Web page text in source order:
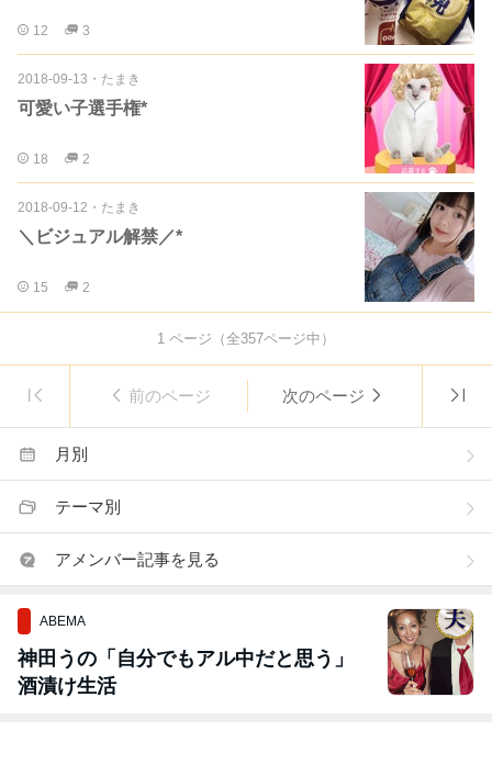
12 3
2018-09-13 ・ たまき
可愛い子選手権*
18 2
2018-09-12 ・ たまき
＼ビジュアル解禁／*
15 2
1 ページ（全357ページ中）
前のページ 次のページ
月別
テーマ別
アメンバー記事を見る
ABEMA
神田うの「自分でもアル中だと思う」
酒漬け生活